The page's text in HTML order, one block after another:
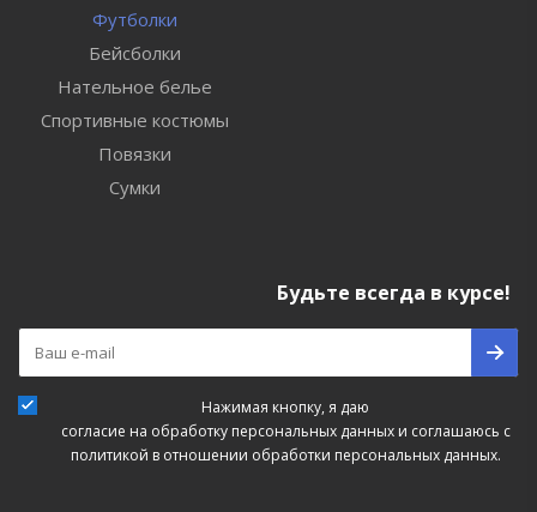
Футболки
Бейсболки
Нательное белье
Спортивные костюмы
Повязки
Сумки
Будьте всегда в курсе!
Нажимая кнопку, я даю
согласие на обработку персональных данныхи соглашаюсь с
политикой в отношении обработки персональных данных.